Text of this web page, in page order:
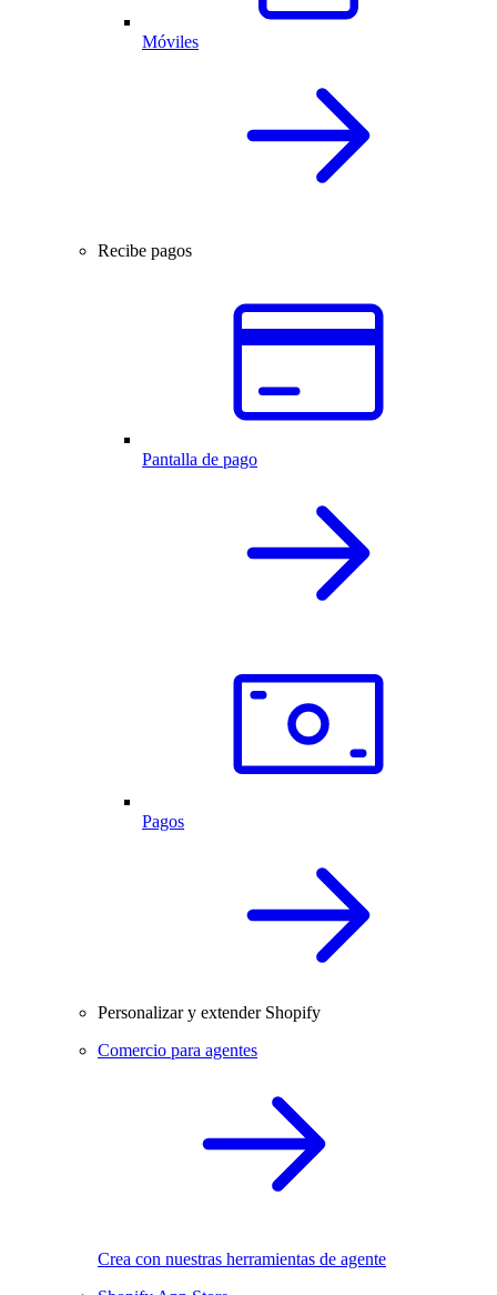
Móviles
Recibe pagos
Pantalla de pago
Pagos
Personalizar y extender Shopify
Comercio para agentes
Crea con nuestras herramientas de agente